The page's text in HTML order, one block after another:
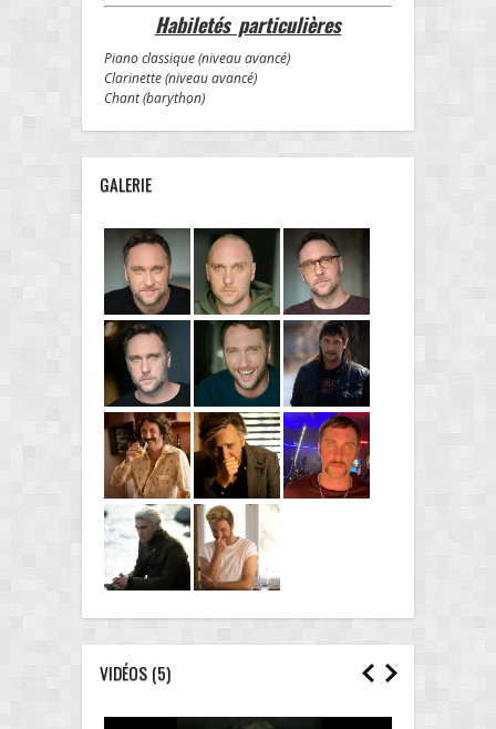
Habiletés particulières
Piano classique (niveau avancé)
Clarinette (niveau avancé)
Chant (barython)
GALERIE
VIDÉOS (5)